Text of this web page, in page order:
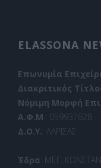
ELASSONA
Επωνυμία
Διακριτικός
Νόμιμη Μορφή
Α.Φ.Μ.: 059937628
Δ.Ο.Υ.: ΛΑΡΙΣΑΣ
Έδρα: ΜΕΓ.